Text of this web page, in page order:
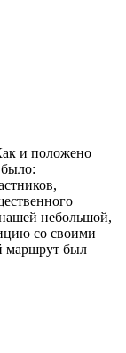
и положено
было:
небольшой,
со своими
маршрут был